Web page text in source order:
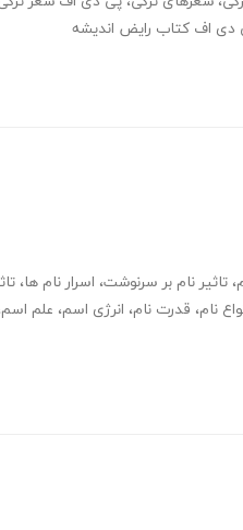
دی اف کتاب رایض اندیشه
، تاثیر نام بر سرنوشت، اسرار نام ها،
نام، قدرت نام، انرژی اسم، علم اسم